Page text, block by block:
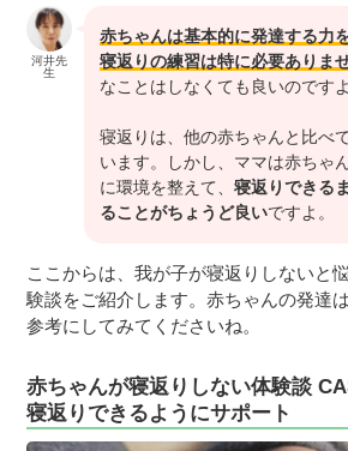
河井先
生
赤ちゃんは基本的に発達する力
寝返りの練習は特に必要ありま
なことはしなくても良いのですよ
寝返りは、他の赤ちゃんと比べ
います。しかし、ママは赤ちゃ
に環境を整えて、寝返りできる
ることがちょうど良いですよ。
ここからは、我が子が寝返りしないと
験談をご紹介します。赤ちゃんの発達
参考にしてみてくださいね。
赤ちゃんが寝返りしない体験談
寝返りできるようにサポート